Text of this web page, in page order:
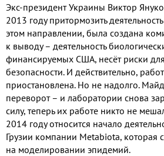
Экс-президент Украины Виктор
2013 году притормозить
этом направлении, была создана
к выводу – деятельность
финансируемых США, несёт риски
безопасности. И действительно,
приостановлена. Но не надолго.
переворот – и лаборатории снова
силу, теперь их работе никто не
2014 году относится начало
Грузии компании Metabiota, которая
на моделировании эпидемий.